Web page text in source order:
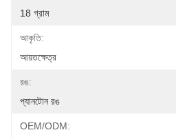
18 গ্রাম
আকৃতি:
আয়তক্ষেত্র
রঙ:
প্যানটোন রঙ
OEM/ODM: